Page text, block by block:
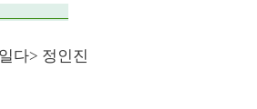
다> 정인진